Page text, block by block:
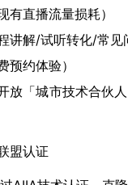
直播流量损耗）
讲解/试听转化/常见
预约体验）
放「城市技术合伙